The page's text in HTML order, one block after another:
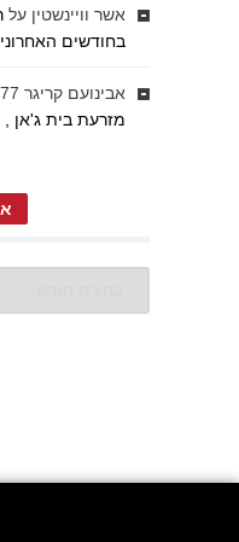
אשר וויינשטין על
בחודשים
אבינועם קריגר 097432577
מזרעת בית ג'אן